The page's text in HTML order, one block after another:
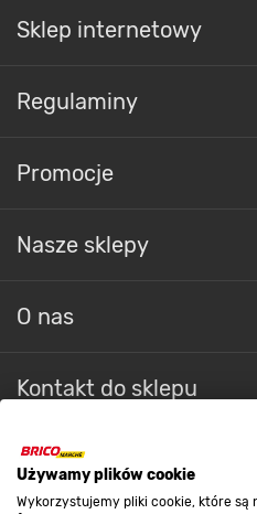
Używamy plików cookie
Wykorzystujemy pliki cookie, które są
Sklep internetowy
Regulaminy
Promocje
Nasze sklepy
O nas
Kontakt do sklepu
Strefa biznesu